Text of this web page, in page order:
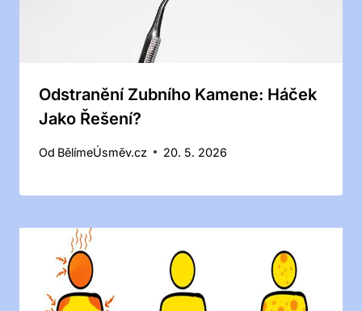
Odstranění Zubního Kamene: Háček
Jako Řešení?
Od BělímeÚsměv.cz 20. 5. 2026